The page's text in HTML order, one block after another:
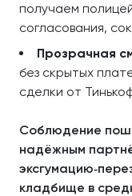
получаем
согласования,
Прозрачная
без скрытых
сделки от
Соблюдение
надёжным
кладбище в